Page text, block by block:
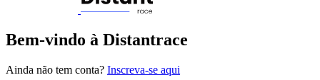
Bem-vindo à Distantrace
Ainda não tem conta? Inscreva-se aqui